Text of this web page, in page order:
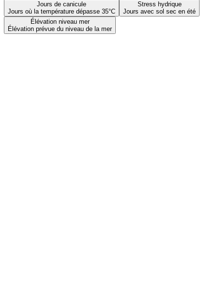
Jours de canicule
Jours où la température dépasse 35°C
Stress hydrique
Jours avec sol sec en été
Élévation niveau mer
Élévation prévue du niveau de la mer